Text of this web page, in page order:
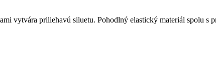
vytvára priliehavú siluetu. Pohodlný elastický materiál spolu s